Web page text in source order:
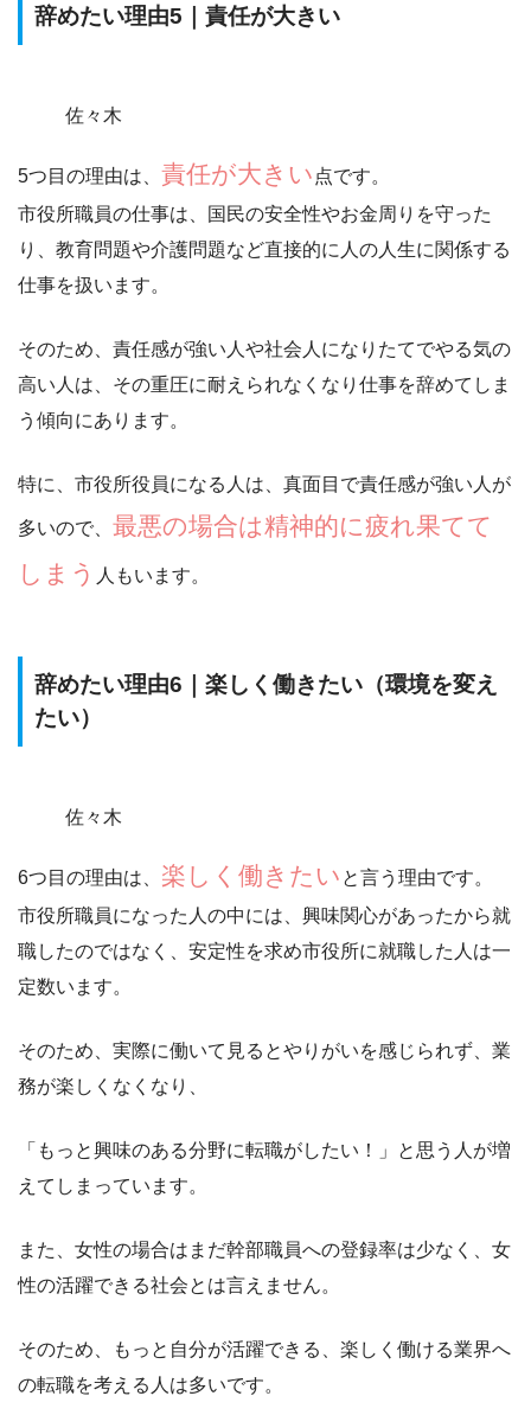
辞めたい理由5｜責任が大きい
佐々木
5つ目の理由は、 責任が大きい 点です。
市役所職員の仕事は、国民の安全性やお金周りを守った
り、教育問題や介護問題など直接的に人の人生に関係する
仕事を扱います。
そのため、責任感が強い人や社会人になりたてでやる気の
高い人は、その重圧に耐えられなくなり仕事を辞めてしま
う傾向にあります。
特に、市役所役員になる人は、真面目で責任感が強い人が
多いので、 最悪の場合は精神的に疲れ果てて
しまう 人もいます。
辞めたい理由6｜楽しく働きたい（環境を変え
たい）
佐々木
6つ目の理由は、 楽しく働きたい と言う理由です。
市役所職員になった人の中には、興味関心があったから就
職したのではなく、安定性を求め市役所に就職した人は一
定数います。
そのため、実際に働いて見るとやりがいを感じられず、業
務が楽しくなくなり
「もっと興味のある分野に転職がしたい！」と思う人が増
えてしまっています。
また、女性の場合はまだ幹部職員への登録率は少なく、女
性の活躍できる社会とは言えません。
そのため、もっと自分が活躍できる、楽しく働ける業界へ
の転職を考える人は多いです。